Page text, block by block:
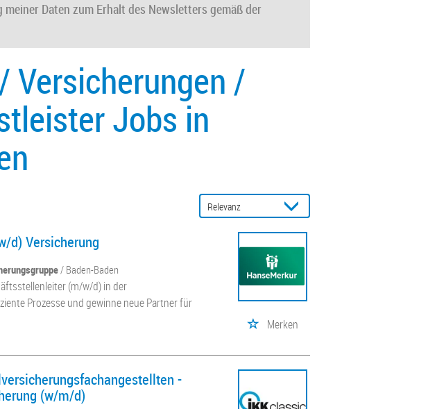
Daten zum Erhalt des Newsletters gemäß der
Versicherungen /
Jobs in
d) Versicherung
/ Baden-Baden
(m/w/d) in der
Prozesse und gewinne neue Partner für
Merken
-
(w/m/d)